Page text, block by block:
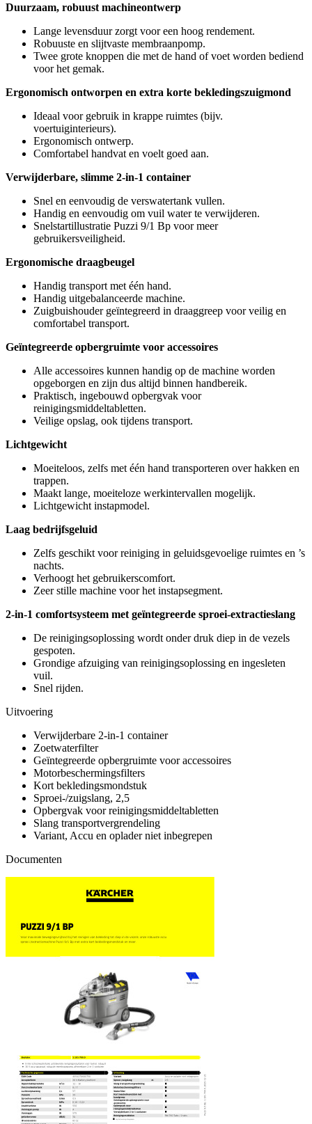
Duurzaam, robuust machineontwerp
Lange levensduur zorgt voor een hoog rendement.
Robuuste en slijtvaste membraanpomp.
Twee grote knoppen die met de hand of voet worden bediend
voor het gemak.
Ergonomisch ontworpen en extra korte bekledingszuigmond
Ideaal voor gebruik in krappe ruimtes (bijv.
voertuiginterieurs).
Ergonomisch ontwerp.
Comfortabel handvat en voelt goed aan.
Verwijderbare, slimme 2-in-1 container
Snel en eenvoudig de verswatertank vullen.
Handig en eenvoudig om vuil water te verwijderen.
Snelstartillustratie Puzzi 9/1 Bp voor meer
gebruikersveiligheid.
Ergonomische draagbeugel
Handig transport met één hand.
Handig uitgebalanceerde machine.
Zuigbuishouder geïntegreerd in draaggreep voor veilig en
comfortabel transport.
Geïntegreerde opbergruimte voor accessoires
Alle accessoires kunnen handig op de machine worden
opgeborgen en zijn dus altijd binnen handbereik.
Praktisch, ingebouwd opbergvak voor
reinigingsmiddeltabletten.
Veilige opslag, ook tijdens transport.
Lichtgewicht
Moeiteloos, zelfs met één hand transporteren over hakken en
trappen.
Maakt lange, moeiteloze werkintervallen mogelijk.
Lichtgewicht instapmodel.
Laag bedrijfsgeluid
Zelfs geschikt voor reiniging in geluidsgevoelige ruimtes en ’s
nachts.
Verhoogt het gebruikerscomfort.
Zeer stille machine voor het instapsegment.
2-in-1 comfortsysteem met geïntegreerde sproei-extractieslang
De reinigingsoplossing wordt onder druk diep in de vezels
gespoten.
Grondige afzuiging van reinigingsoplossing en ingesleten
vuil.
Snel rijden.
Uitvoering
Verwijderbare 2-in-1 container
Zoetwaterfilter
Geïntegreerde opbergruimte voor accessoires
Motorbeschermingsfilters
Kort bekledingsmondstuk
Sproei-/zuigslang, 2,5
Opbergvak voor reinigingsmiddeltabletten
Slang transportvergrendeling
Variant, Accu en oplader niet inbegrepen
Documenten